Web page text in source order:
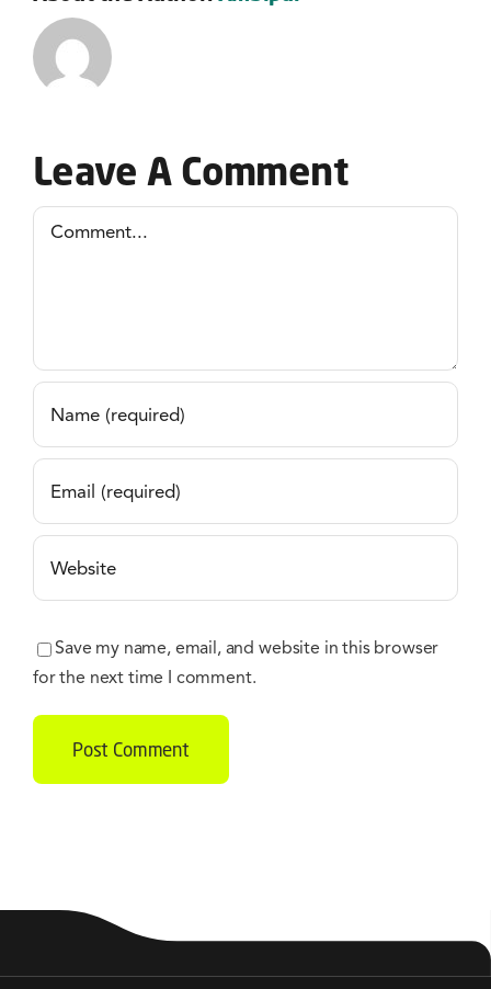
Leave A Comment
Comment
Save my name, email, and website in this browser
for the next time I comment.